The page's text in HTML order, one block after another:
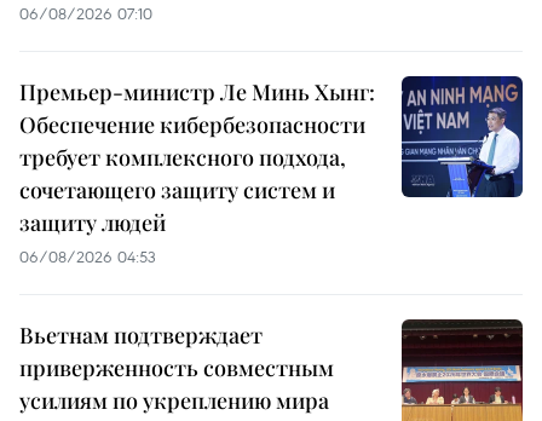
06/08/2026 07:10
Премьер-министр Ле Минь Хынг:
Обеспечение кибербезопасности
требует комплексного подхода,
сочетающего защиту систем и
защиту людей
06/08/2026 04:53
Вьетнам подтверждает
приверженность совместным
усилиям по укреплению мира